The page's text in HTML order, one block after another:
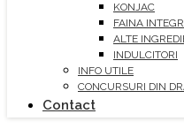
KONJAC
FAINA
ALTE
INDULCITORI
INFO UTILE
CONCURSURI DIN
Contact